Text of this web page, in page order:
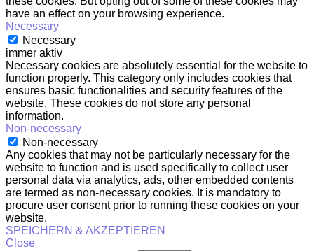
have an effect on your browsing experience.
Necessary
Necessary
immer aktiv
Necessary cookies are absolutely essential for the website to
function properly. This category only includes cookies that
ensures basic functionalities and security features of the
website. These cookies do not store any personal
information.
Non-necessary
Non-necessary
Any cookies that may not be particularly necessary for the
website to function and is used specifically to collect user
personal data via analytics, ads, other embedded contents
are termed as non-necessary cookies. It is mandatory to
procure user consent prior to running these cookies on your
website.
SPEICHERN & AKZEPTIEREN
Close